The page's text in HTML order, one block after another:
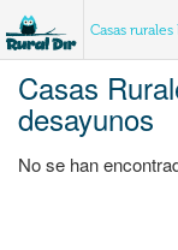
Casas rurales
Casas
desayunos
No se han